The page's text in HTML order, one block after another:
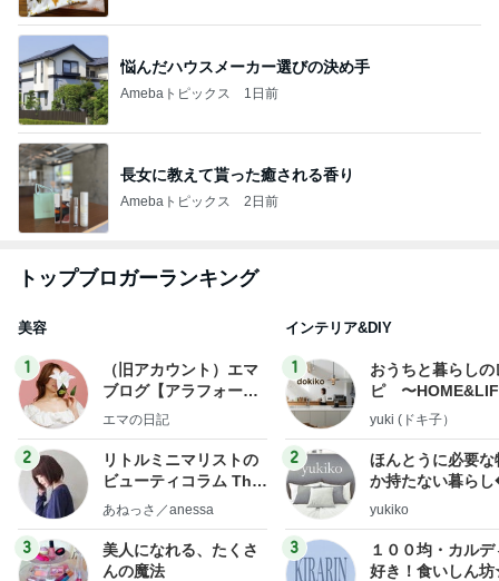
悩んだハウスメーカー選びの決め手
Amebaトピックス 1日前
長女に教えて貰った癒される香り
Amebaトピックス 2日前
トップブロガーランキング
美容
1
（旧アカウント）エマ
ブログ【アラフォー会
社売却セカンドライ
エマの日記
2
リトルミニマリストの
ビューティコラム The
little minimalist's bea
あねっさ／anessa
3
美人になれる、たくさ
んの魔法
インテリア&DIY
1
おうちと暮らしの
ピ 〜
yuki (ドキ子）
2
ほんとうに必要な
か持たない暮ら
ep Life Simple◆
yukiko
3
１００均・カルデ
好き！食いしん